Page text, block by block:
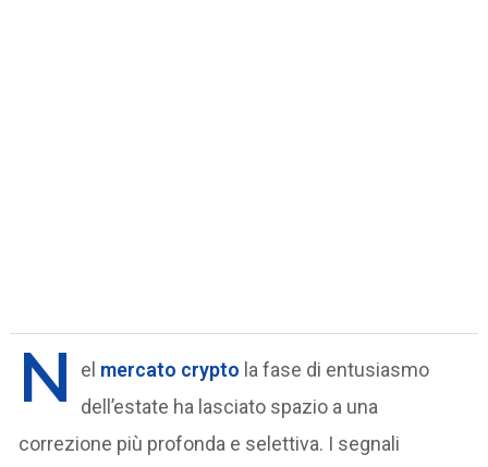
N el mercato crypto la fase di entusiasmo
dell’estate ha lasciato spazio a una
correzione più profonda e selettiva. I segnali